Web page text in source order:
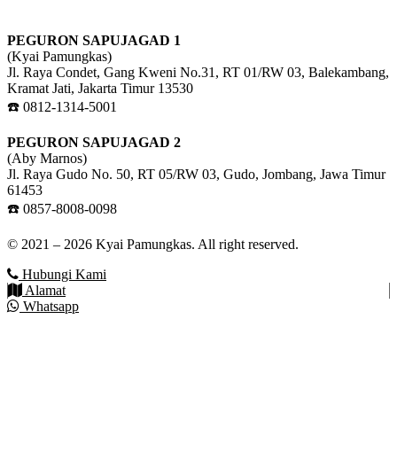
PEGURON SAPUJAGAD 1
(Kyai Pamungkas)
Jl. Raya Condet, Gang Kweni No.31, RT 01/RW 03, Balekambang,
Kramat Jati, Jakarta Timur 13530
☎️ 0812-1314-5001
PEGURON SAPUJAGAD 2
(Aby Marnos)
Jl. Raya Gudo No. 50, RT 05/RW 03, Gudo, Jombang, Jawa Timur
61453
☎️ 0857-8008-0098
© 2021 – 2026 Kyai Pamungkas. All right reserved.
Hubungi Kami
Alamat
Whatsapp